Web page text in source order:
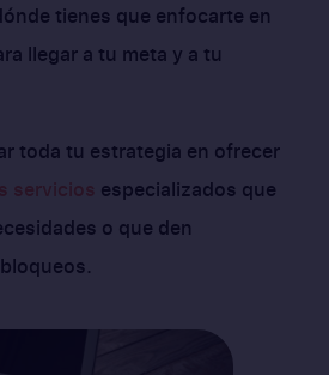
tienes que enfocarte en
llegar a tu meta y a tu
toda tu estrategia en ofrecer
servicios especializados que
o que den